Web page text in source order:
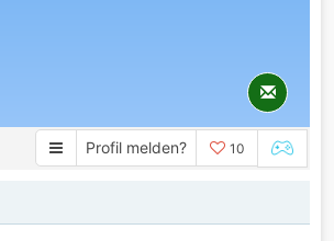
Profil melden? 10